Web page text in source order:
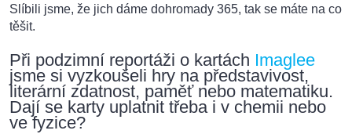
Slíbili jsme, že jich dáme dohromady 365, tak se máte na co
těšit.
Při podzimní reportáži o kartách Imaglee
jsme si vyzkoušeli hry na představivost,
literární zdatnost, paměť nebo matematiku.
Dají se karty uplatnit třeba i v chemii nebo
ve fyzice?